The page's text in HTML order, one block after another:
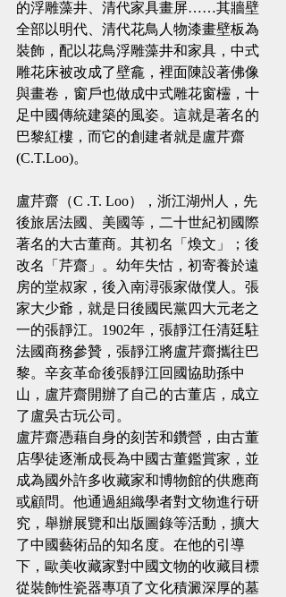
的浮雕藻井、清代家具畫屏……其牆壁
全部以明代、清代花鳥人物漆畫壁板為
裝飾，配以花鳥浮雕藻井和家具，中式
雕花床被改成了壁龕，裡面陳設著佛像
與畫卷，窗戶也做成中式雕花窗欞，十
足中國傳統建築的風姿。這就是著名的
巴黎紅樓，而它的創建者就是盧芹齋
(C.T.Loo)。
盧芹齋（C .T. Loo），浙江湖州人，先
後旅居法國、美國等，二十世紀初國際
著名的大古董商。其初名「煥文」；後
改名「芹齋」。幼年失怙，初寄養於遠
房的堂叔家，後入南潯張家做僕人。張
家大少爺，就是日後國民黨四大元老之
一的張靜江。1902年，張靜江任清廷駐
法國商務參贊，張靜江將盧芹齋攜往巴
黎。辛亥革命後張靜江回國協助孫中
山，盧芹齋開辦了自己的古董店，成立
了盧吳古玩公司。
盧芹齋憑藉自身的刻苦和鑽營，由古董
店學徒逐漸成長為中國古董鑑賞家，並
成為國外許多收藏家和博物館的供應商
或顧問。他通過組織學者對文物進行研
究，舉辦展覽和出版圖錄等活動，擴大
了中國藝術品的知名度。在他的引導
下，歐美收藏家對中國文物的收藏目標
從裝飾性瓷器專項了文化積澱深厚的墓